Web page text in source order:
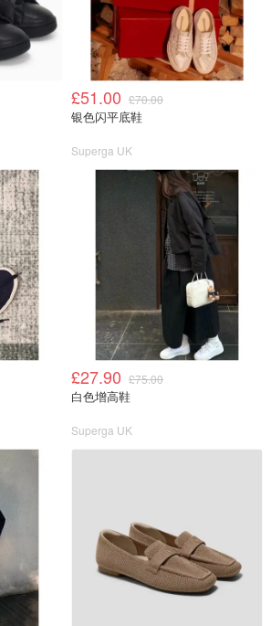
£51.00 £70.00
银色闪平底鞋
Superga UK
£27.90 £75.00
白色增高鞋
Superga UK